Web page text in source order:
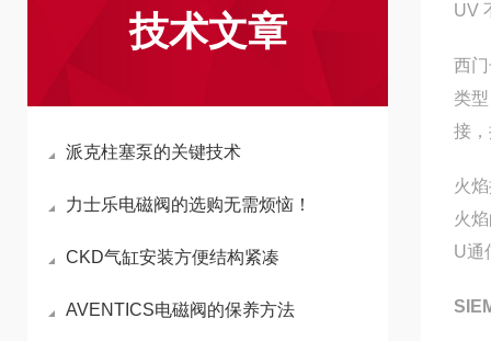
技术文章
派克柱塞泵的关键技术
力士乐电磁阀的选购无需烦恼！
CKD气缸安装方便结构紧凑
AVENTICS电磁阀的保养方法
UV
西
类
接
火
火
U通